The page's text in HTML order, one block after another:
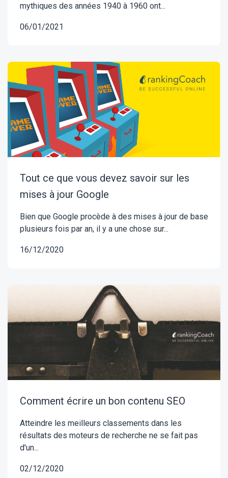
mythiques des années 1940 à 1960 ont...
06/01/2021
Tout ce que vous devez savoir sur les
mises à jour Google
Bien que Google procède à des mises à jour de base
plusieurs fois par an, il y a une chose sur...
16/12/2020
Comment écrire un bon contenu SEO
Atteindre les meilleurs classements dans les
résultats des moteurs de recherche ne se fait pas
d'un...
02/12/2020